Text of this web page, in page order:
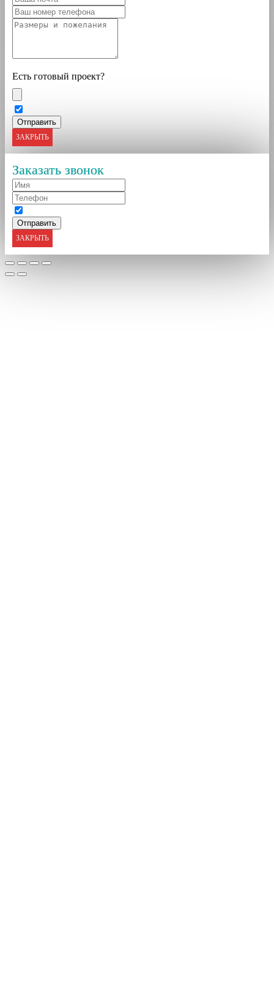
Есть готовый проект?
ЗАКРЫТЬ
Заказать звонок
ЗАКРЫТЬ